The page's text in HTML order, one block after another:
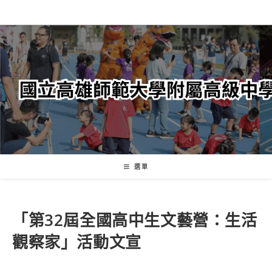
轉
至
主
內
容
選單
「第32屆全國高中生文藝營：生活
觀察家」活動文宣